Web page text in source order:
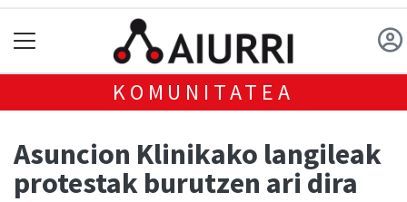
KOMUNITATEA
Asuncion Klinikako langileak
protestak burutzen ari dira